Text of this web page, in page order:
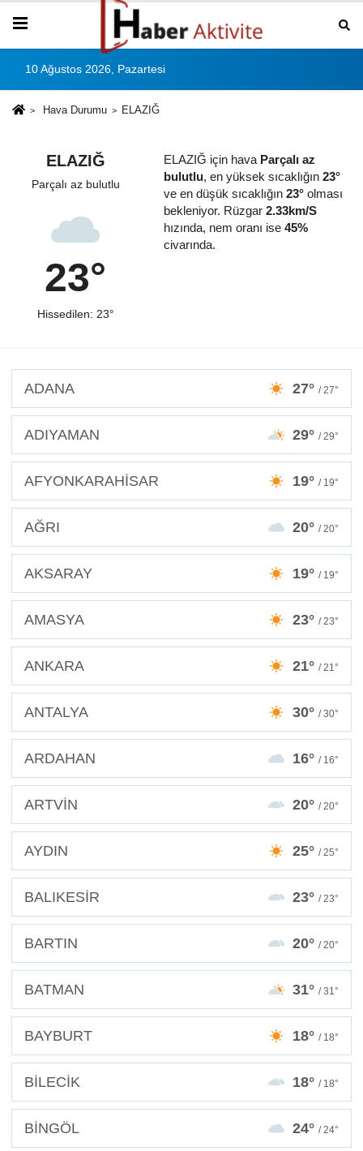
10 Ağustos 2026, Pazartesi
Hava Durumu ELAZIĞ
ELAZIĞ
Parçalı az bulutlu
23°
Hissedilen: 23°
ELAZIĞ için hava Parçalı az
bulutlu, en yüksek sıcaklığın 23°
ve en düşük sıcaklığın 23°olması
bekleniyor. Rüzgar 2.33km/S
hızında, nem oranı ise 45%
civarında.
ADANA 27° / 27°
ADIYAMAN 29° / 29°
AFYONKARAHİSAR 19° / 19°
AĞRI 20° / 20°
AKSARAY 19° / 19°
AMASYA 23° / 23°
ANKARA 21° / 21°
ANTALYA 30° / 30°
ARDAHAN 16° / 16°
ARTVİN 20° / 20°
AYDIN 25° / 25°
BALIKESİR 23° / 23°
BARTIN 20° / 20°
BATMAN 31° / 31°
BAYBURT 18° / 18°
BİLECİK 18° / 18°
BİNGÖL 24° / 24°